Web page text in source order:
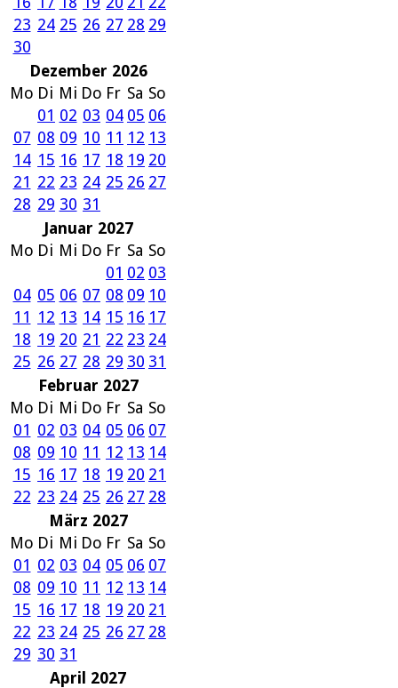
23 24 25 26 27 28 29
30
Dezember 2026
Mo Di Mi Do Fr Sa So
01 02 03 04 05 06
07 08 09 10 11 12 13
14 15 16 17 18 19 20
21 22 23 24 25 26 27
28 29 30 31
Januar 2027
Mo Di Mi Do Fr Sa So
01 02 03
04 05 06 07 08 09 10
11 12 13 14 15 16 17
18 19 20 21 22 23 24
25 26 27 28 29 30 31
Februar 2027
Mo Di Mi Do Fr Sa So
01 02 03 04 05 06 07
08 09 10 11 12 13 14
15 16 17 18 19 20 21
22 23 24 25 26 27 28
März 2027
Mo Di Mi Do Fr Sa So
01 02 03 04 05 06 07
08 09 10 11 12 13 14
15 16 17 18 19 20 21
22 23 24 25 26 27 28
29 30 31
April 2027